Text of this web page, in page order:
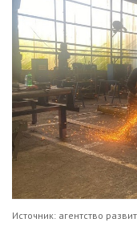
Источник: агентство